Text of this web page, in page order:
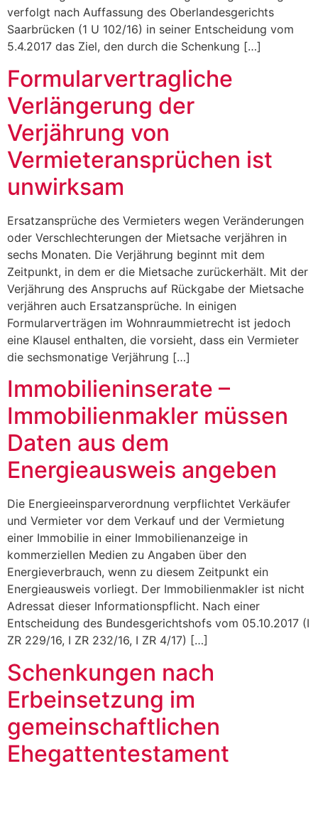
verfolgt nach Auffassung des Oberlandesgerichts
Saarbrücken (1 U 102/16) in seiner Entscheidung vom
5.4.2017 das Ziel, den durch die Schenkung […]
Formularvertragliche
Verlängerung der
Verjährung von
Vermieteransprüchen ist
unwirksam
Ersatzansprüche des Vermieters wegen Veränderungen
oder Verschlechterungen der Mietsache verjähren in
sechs Monaten. Die Verjährung beginnt mit dem
Zeitpunkt, in dem er die Mietsache zurückerhält. Mit der
Verjährung des Anspruchs auf Rückgabe der Mietsache
verjähren auch Ersatzansprüche. In einigen
Formularverträgen im Wohnraummietrecht ist jedoch
eine Klausel enthalten, die vorsieht, dass ein Vermieter
die sechsmonatige Verjährung […]
Immobilieninserate –
Immobilienmakler müssen
Daten aus dem
Energieausweis angeben
Die Energieeinsparverordnung verpflichtet Verkäufer
und Vermieter vor dem Verkauf und der Vermietung
einer Immobilie in einer Immobilienanzeige in
kommerziellen Medien zu Angaben über den
Energieverbrauch, wenn zu diesem Zeitpunkt ein
Energieausweis vorliegt. Der Immobilienmakler ist nicht
Adressat dieser Informationspflicht. Nach einer
Entscheidung des Bundesgerichtshofs vom 05.10.2017 (I
ZR 229/16, I ZR 232/16, I ZR 4/17) […]
Schenkungen nach
Erbeinsetzung im
gemeinschaftlichen
Ehegattentestament